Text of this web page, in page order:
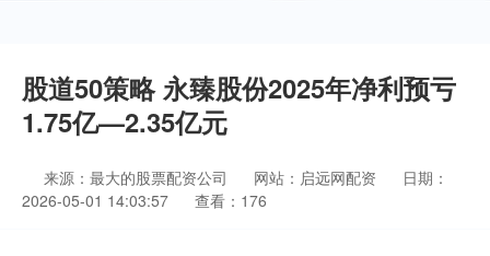
股道50策略 永臻股份2025年净利预亏
1.75亿—2.35亿元
来源：最大的股票配资公司 网站：启远网配资
日期：
2026-05-01 14:03:57
查看：176